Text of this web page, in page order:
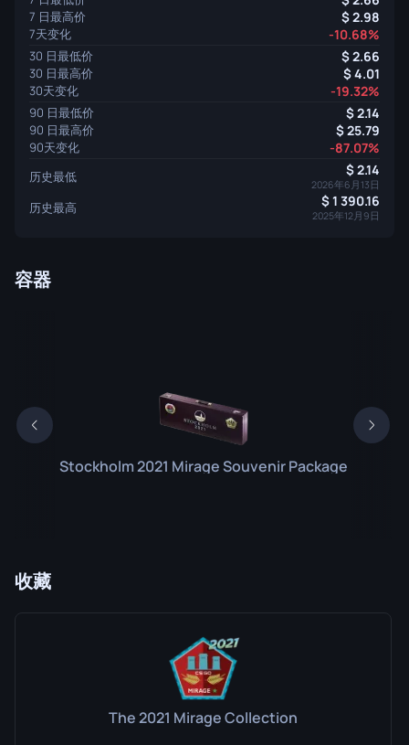
7 日最高价 2.98
7天变化 -10.68%
30 日最低价 2.66
30 日最高价 4.01
30天变化 -19.32%
90 日最低价 2.14
90 日最高价 25.79
90天变化 -87.07%
历史最低 2.14
2026年6月13日
历史最高 1 390.16
2025年12月9日
容器
Stockholm 2021 Mirage Souvenir Package
收藏
The 2021 Mirage Collection